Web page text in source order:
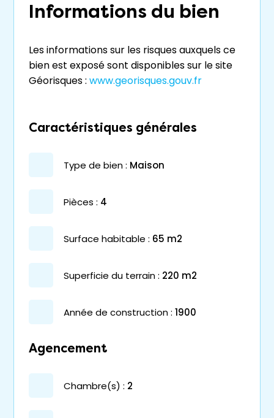
Informations du bien
Les informations sur les risques auxquels ce
bien est exposé sont disponibles sur le site
Géorisques : www.georisques.gouv.fr
Caractéristiques générales
type de bien : maison
pièces : 4
surface habitable : 65 m2
superficie du terrain : 220 m2
année de construction : 1900
Agencement
chambre(s) : 2